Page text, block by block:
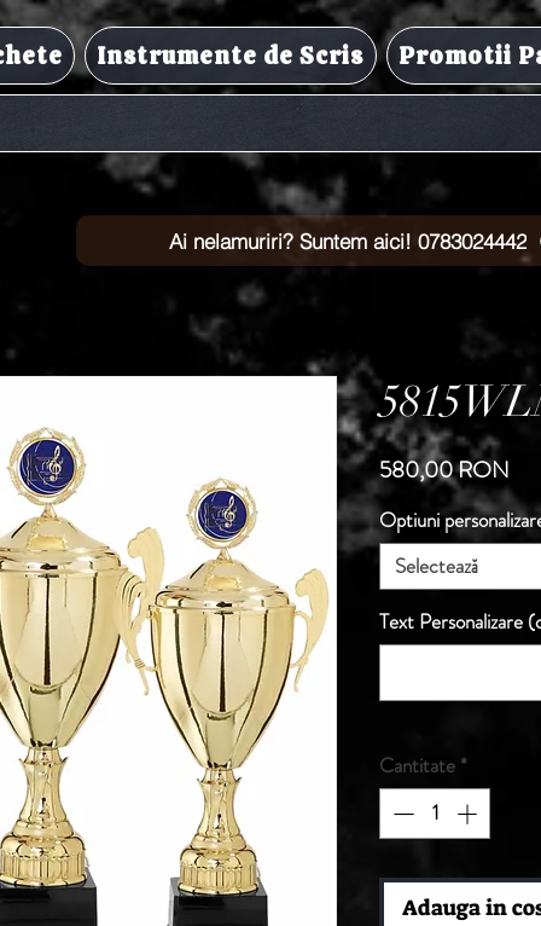
Instrumente de Scris Promotii
Ai nelamuriri? Suntem aici! 0783024442
580,00 RON
Optiuni
Selectează
Text Personalizare
Cantitate *
Adauga in